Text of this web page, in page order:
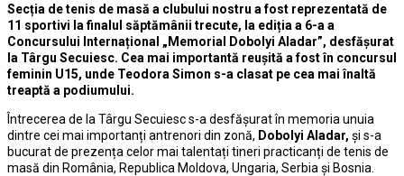
Secția de tenis de masă a clubului nostru a fost reprezentată de
11 sportivi la finalul săptămânii trecute, la ediția a 6-a a
Concursului Internațional „Memorial Dobolyi Aladar”, desfășurat
la Târgu Secuiesc. Cea mai importantă reușită a fost în concursul
feminin U15, unde Teodora Simon s-a clasat pe cea mai înaltă
treaptă a podiumului.
Întrecerea de la Târgu Secuiesc s-a desfășurat în memoria unuia
dintre cei mai importanți antrenori din zonă, Dobolyi Aladar, și s-a
bucurat de prezența celor mai talentați tineri practicanți de tenis de
masă din România, Republica Moldova, Ungaria, Serbia și Bosnia.